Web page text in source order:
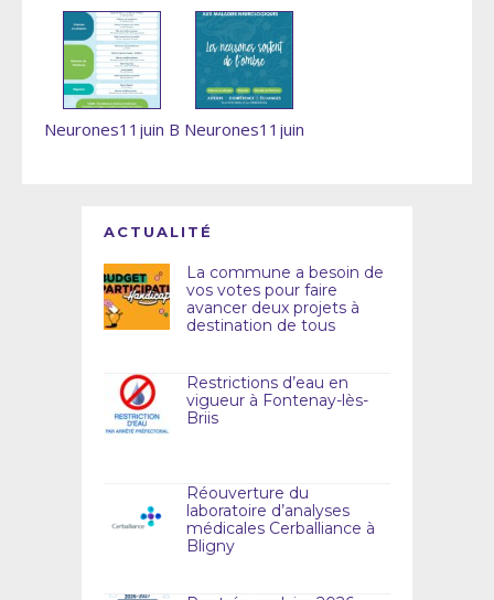
Neurones11juin B Neurones11juin
ACTUALITÉ
La commune a besoin de
vos votes pour faire
avancer deux projets à
destination de tous
Restrictions d’eau en
vigueur à Fontenay-lès-
Briis
Réouverture du
laboratoire d’analyses
médicales Cerballiance à
Bligny